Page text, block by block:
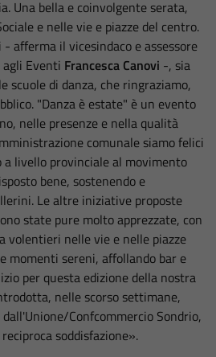
Una bella e coinvolgente serata,
e nelle vie e piazze del centro.
afferma il vicesindaco e assessore
Eventi Francesca Canovi -, sia
scuole di danza, che ringraziamo,
"Danza è estate" è un evento
nelle presenze e nella qualità
comunale siamo felici
a livello provinciale al movimento
bene, sostenendo e
Le altre iniziative proposte
state pure molto apprezzate, con
volentieri nelle vie e nelle piazze
momenti sereni, affollando bar e
per questa edizione della nostra
nelle scorso settimane,
Confcommercio Sondrio,
soddisfazione».